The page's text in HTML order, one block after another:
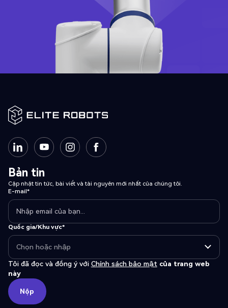
Bản tin
Cập nhật tin tức, bài viết và tài nguyên mới nhất của chúng tôi.
E-mail*
Quốc gia/Khu vực*
Tôi đã đọc và đồng ý với Chính sách bảo mật của trang web
này
Nộp
Nộp